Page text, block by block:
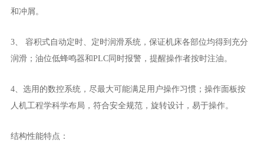
和冲屑。
3、 容积式自动定时、定时润滑系统，保证机床各部位均得到充分
润滑；油位低蜂鸣器和PLC同时报警，提醒操作者按时注油。
4、选用的数控系统，尽最大可能满足用户操作习惯；操作面板按
人机工程学科学布局，符合安全规范，旋转设计，易于操作。
结构性能特点：